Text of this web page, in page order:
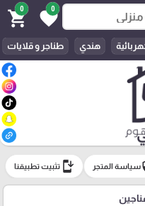
0
favorite
0
shopping_cart
هندي طناجر و قلايات
سياسة المتجر install_mobile تثبيت تطبيقنا